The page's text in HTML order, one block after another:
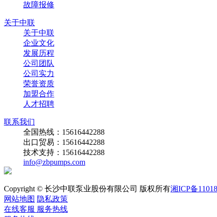
故障报修
关于中联
关于中联
企业文化
发展历程
公司团队
公司实力
荣誉资质
加盟合作
人才招聘
联系我们
全国热线：15616442288
出口贸易：15616442288
技术支持：15616442288
info@zbpumps.com
Copyright © 长沙中联泵业股份有限公司 版权所有湘ICP备
网站地图 隐私政策
在线客服 服务热线